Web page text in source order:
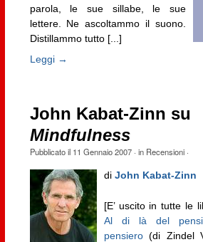
parola, le sue sillabe, le sue
lettere. Ne ascoltammo il suono.
Distillammo tutto [...]
Leggi →
John Kabat-Zinn su
Mindfulness
Pubblicato il 11 Gennaio 2007· in Recensioni·
di John Kabat-Zinn
[E’ uscito in tutte le
Al di là del
pensiero(di Zindel